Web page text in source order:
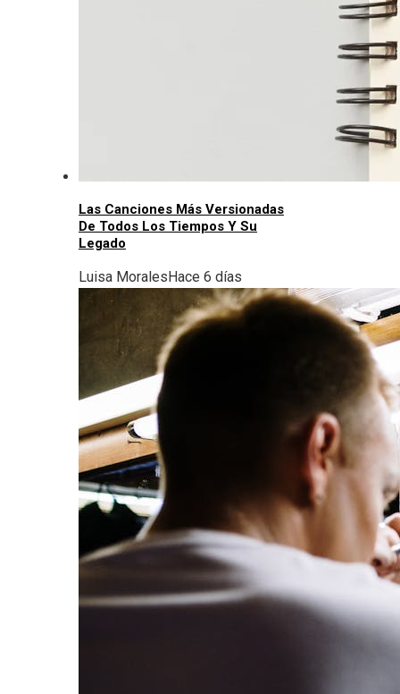
Las Canciones Más Versionadas
De Todos Los Tiempos Y Su
Legado
Luisa MoralesHace 6 días